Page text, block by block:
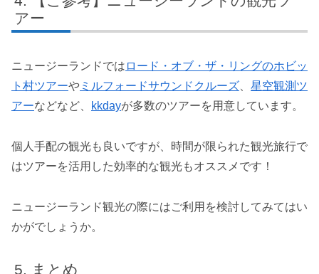
アー
ニュージーランドでは ロード・オブ・ザ・リングのホビッ
ト村ツアーや ミルフォードサウンドクルーズ、 星空観測ツ
アーなどなど、 kkdayが多数のツアーを用意しています。
個人手配の観光も良いですが、時間が限られた観光旅行で
はツアーを活用した効率的な観光もオススメです！
ニュージーランド観光の際にはご利用を検討してみてはい
かがでしょうか。
まとめ